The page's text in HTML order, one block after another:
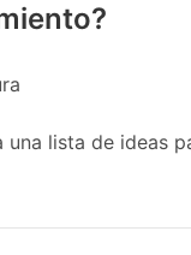
lista de ideas